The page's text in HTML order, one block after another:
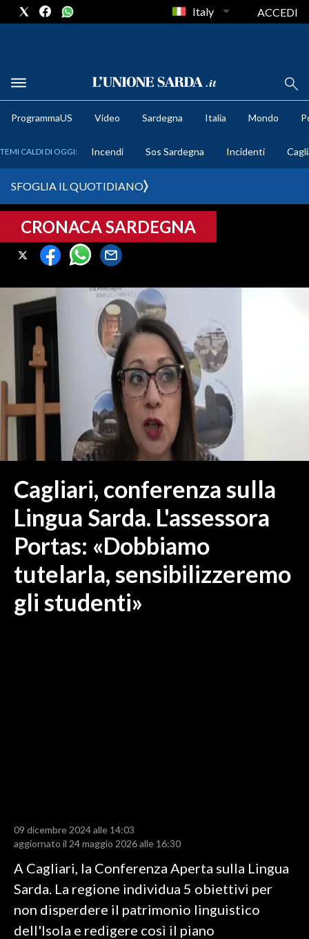
METEO
CRONACA SARDEGNA
CAGLIARI
SULCIS IGLESIENTE
MEDIO CAMPIDANO
ORISTANO E PROVINCIA
SASSARI E PROVINCIA
NUORO E PROVINCIA
OGLIASTRA
ITALIA
MONDO
POLITICA
ECONOMIA
SERVIZI ALLE IMPRESE
VOLLEY
MOTORI
TENNIS
ALTRI SPORT
CULTURA
Italy ACCEDI
ProgrammaUS Video Sardegna Italia Mondo
TEMI CALDI DI OGGI: Incendi Sos Sardegna Incidenti
SFOGLIA IL QUOTIDIANO
CRONACA SARDEGNA
Cagliari, conferenza sulla
Lingua Sarda. L'assessora
Portas: «Dobbiamo
tutelarla, sensibilizzeremo
gli studenti»
09 dicembre 2024 alle 14:03
aggiornato il 24 maggio 2026 alle 16:30
A Cagliari, la Conferenza Aperta sulla Lingua
Sarda. La regione individua 5 obiettivi per
non disperdere il patrimonio linguistico
dell'Isola e redigere così il piano